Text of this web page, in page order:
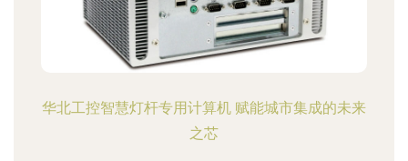
华北工控智慧灯杆专用计算机 赋能城市集成的未来
之芯